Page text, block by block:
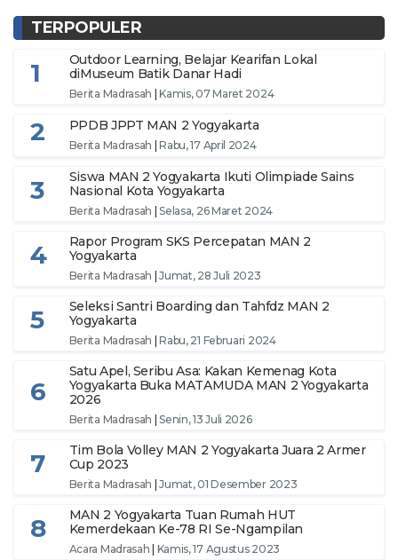
TERPOPULER
1
Outdoor Learning, Belajar Kearifan Lokal
diMuseum Batik Danar Hadi
Berita Madrasah |Kamis, 07 Maret 2024
2 PPDB JPPT MAN 2 Yogyakarta
Berita Madrasah |Rabu, 17 April 2024
3
Siswa MAN 2 Yogyakarta Ikuti Olimpiade Sains
Nasional Kota Yogyakarta
Berita Madrasah |Selasa, 26 Maret 2024
4
Rapor Program SKS Percepatan MAN 2
Yogyakarta
Berita Madrasah |Jumat, 28 Juli 2023
5
Seleksi Santri Boarding dan Tahfdz MAN 2
Yogyakarta
Berita Madrasah |Rabu, 21 Februari 2024
6
Satu Apel, Seribu Asa: Kakan Kemenag Kota
Yogyakarta Buka MATAMUDA MAN 2 Yogyakarta
2026
Berita Madrasah |Senin, 13 Juli 2026
7
Tim Bola Volley MAN 2 Yogyakarta Juara 2 Armer
Cup 2023
Berita Madrasah |Jumat, 01 Desember 2023
8
MAN 2 Yogyakarta Tuan Rumah HUT
Kemerdekaan Ke-78 RI Se-Ngampilan
Acara Madrasah Kamis, 17 Agustus 2023